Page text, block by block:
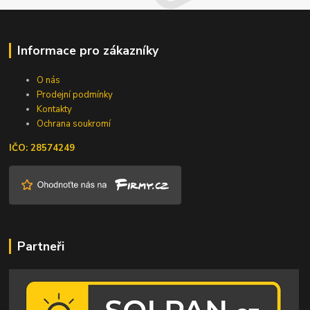
Informace pro zákazníky
O nás
Prodejní podmínky
Kontakty
Ochrana soukromí
IČO: 28574249
Partneři